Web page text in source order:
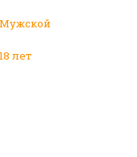
Мужской
18 лет